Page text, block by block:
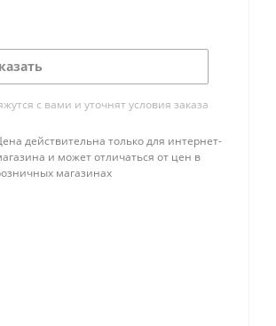
с вами и уточнят условия заказа
действительна только для интернет-
и может отличаться от цен в
магазинах